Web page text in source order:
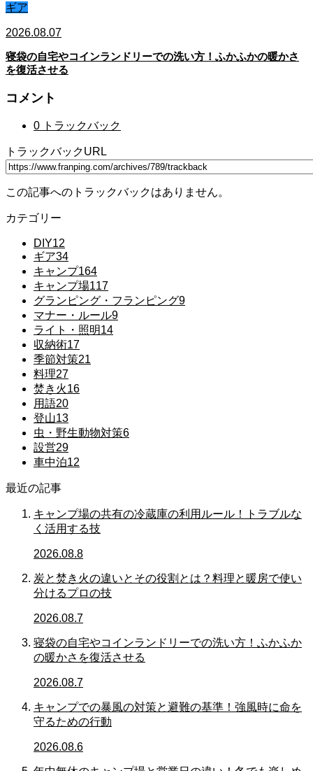
ギア
2026.08.07
寝袋の自宅やコインランドリーでの洗い方！ふかふかの暖かさ
を復活させる
コメント
0 トラックバック
トラックバックURL
この記事へのトラックバックはありません。
カテゴリー
DIY12
ギア34
キャンプ164
キャンプ場117
グランピング・フランピング9
マナー・ルール9
ライト・照明14
収納術17
季節対策21
料理27
焚き火16
用語20
登山13
虫・野生動物対策6
設営29
車中泊12
最近の記事
キャンプ場の共有の冷蔵庫の利用ルール！トラブルな
く活用する技
2026.08.8
炭と焚き火の違いとその役割とは？料理と暖房で使い
分けるプロの技
2026.08.7
寝袋の自宅やコインランドリーでの洗い方！ふかふか
の暖かさを復活させる
2026.08.7
キャンプでの暴風の対策と避難の基準！強風時に命を
守るための行動
2026.08.6